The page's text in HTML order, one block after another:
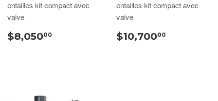
entailles kit compact avec
valve
$8,05000
entailles kit compact avec
valve
$10,70000